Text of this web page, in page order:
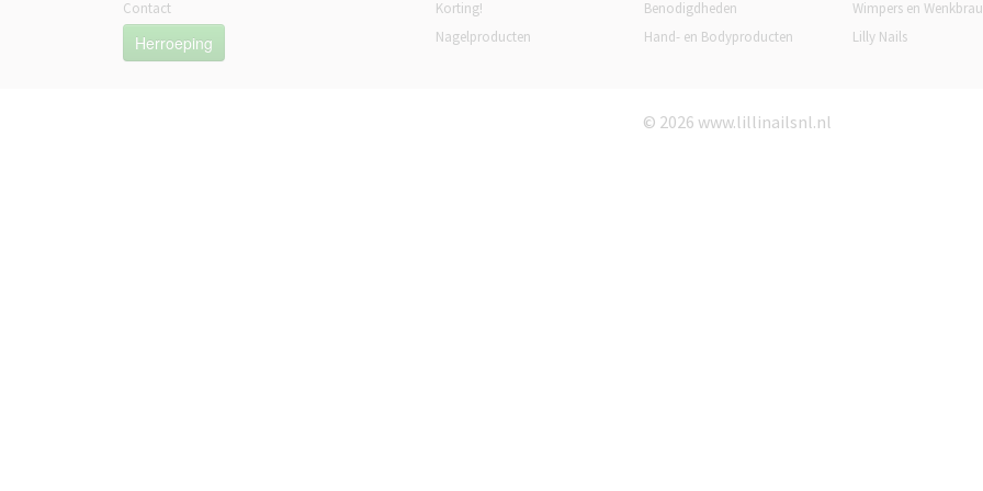
Contact
Herroeping
Korting!
Nagelproducten
Benodigdheden
Hand- en Bodyproducten
Wimpers en
Lilly Nails
© 2026 www.lillinailsnl.nl